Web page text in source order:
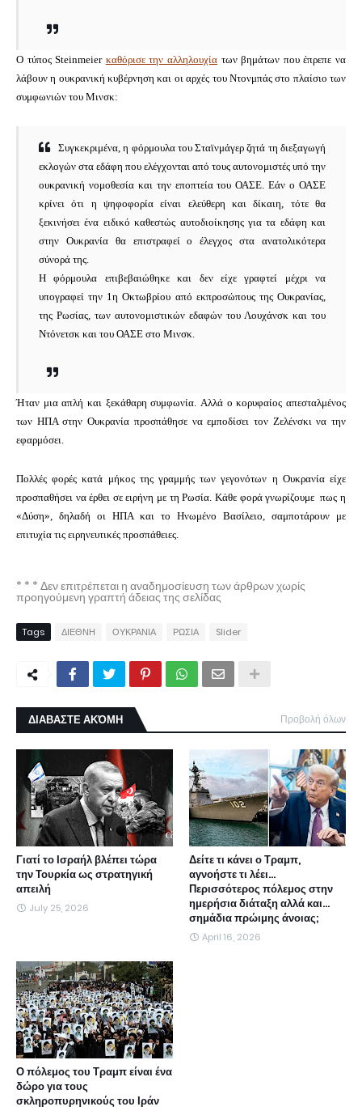
Ο τύπος Steinmeier καθόρισε την αλληλουχία των βημάτων που έπρεπε να
λάβουν η ουκρανική κυβέρνηση και οι αρχές του Ντονμπάς στο πλαίσιο των
συμφωνιών του Μινσκ:
Συγκεκριμένα, η φόρμουλα του Σταϊνμάγερ ζητά τη διεξαγωγή
εκλογών στα εδάφη που ελέγχονται από τους αυτονομιστές υπό την
ουκρανική νομοθεσία και την εποπτεία του ΟΑΣΕ. Εάν ο ΟΑΣΕ
κρίνει ότι η ψηφοφορία είναι ελεύθερη και δίκαιη, τότε θα
ξεκινήσει ένα ειδικό καθεστώς αυτοδιοίκησης για τα εδάφη και
στην Ουκρανία θα επιστραφεί ο έλεγχος στα ανατολικότερα
σύνορά της.
Η φόρμουλα επιβεβαιώθηκε και δεν είχε γραφτεί μέχρι να
υπογραφεί την 1η Οκτωβρίου από εκπροσώπους της Ουκρανίας,
της Ρωσίας, των αυτονομιστικών εδαφών του Λουχάνσκ και του
Ντόνετσκ και του ΟΑΣΕ στο Μινσκ.
Ήταν μια απλή και ξεκάθαρη συμφωνία. Αλλά ο κορυφαίος απεσταλμένος
των ΗΠΑ στην Ουκρανία προσπάθησε να εμποδίσει τον Ζελένσκι να την
εφαρμόσει.
Πολλές φορές κατά μήκος της γραμμής των γεγονότων η Ουκρανία είχε
προσπαθήσει να έρθει σε ειρήνη με τη Ρωσία. Κάθε φορά γνωρίζουμε πως η
«Δύση», δηλαδή οι ΗΠΑ και το Ηνωμένο Βασίλειο, σαμποτάρουν με
επιτυχία τις ειρηνευτικές προσπάθειες.
* * * Δεν επιτρέπεται η αναδημοσίευση των άρθρων χωρίς
προηγούμενη γραπτή άδειας της σελίδας
Tags ΔΙΕΘΝΗ ΟΥΚΡΑΝΙΑ ΡΩΣΙΑ Slider
ΔΙΑΒΑΣΤΕ ΑΚΌΜΗ Προβολή όλων
Γιατί το Ισραήλ βλέπει τώρα
την Τουρκία ως στρατηγική
απειλή
July 25, 2026
Δείτε τι κάνει ο Τραμπ,
αγνοήστε τι λέει...
Περισσότερος πόλεμος στην
ημερήσια διάταξη αλλά και...
σημάδια πρώιμης άνοιας;
April 16, 2026
Ο πόλεμος του Τραμπ είναι ένα
δώρο για τους
σκληροπυρηνικούς του Ιράν